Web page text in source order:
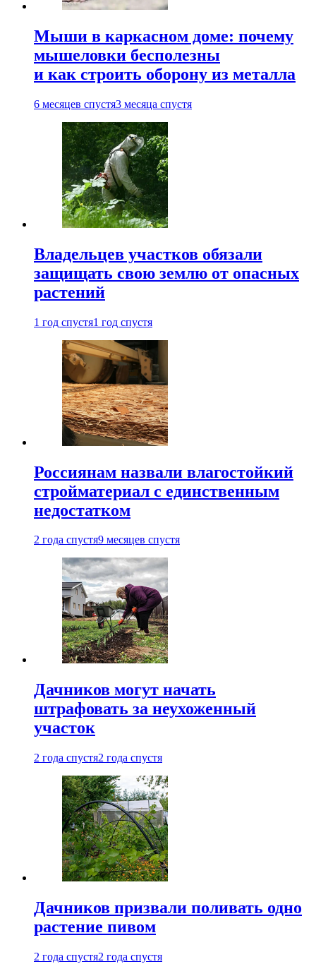
Мыши в каркасном доме: почему
мышеловки бесполезны
и как строить оборону из металла
6 месяцев спустя3 месяца спустя
Владельцев участков обязали
защищать свою землю от опасных
растений
1 год спустя1 год спустя
Россиянам назвали влагостойкий
стройматериал с единственным
недостатком
2 года спустя9 месяцев спустя
Дачников могут начать
штрафовать за неухоженный
участок
2 года спустя2 года спустя
Дачников призвали поливать одно
растение пивом
2 года спустя2 года спустя